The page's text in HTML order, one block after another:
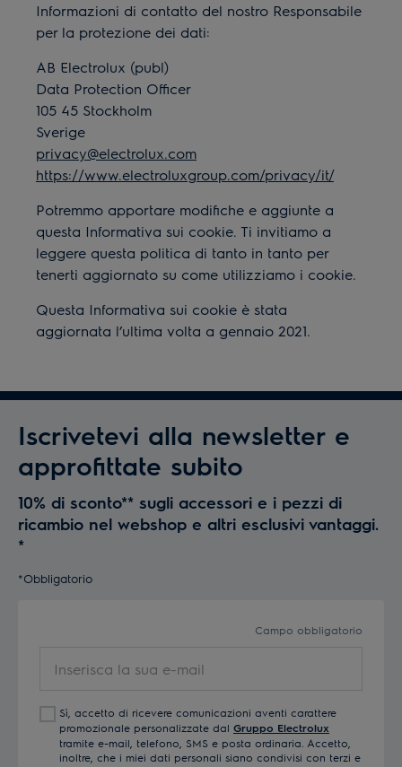
Informazioni di contatto del nostro Responsabile
per la protezione dei dati:
AB Electrolux (publ)
Data Protection Officer
105 45 Stockholm
Sverige
privacy@electrolux.com
https://www.electroluxgroup.com/privacy/it/
Potremmo apportare modifiche e aggiunte a
questa Informativa sui cookie. Ti invitiamo a
leggere questa politica di tanto in tanto per
tenerti aggiornato su come utilizziamo i cookie.
Questa Informativa sui cookie è stata
aggiornata l’ultima volta a gennaio 2021.
Iscrivetevi alla newsletter e
approfittate subito
10% di sconto** sugli accessori e i pezzi di
ricambio nel webshop e altri esclusivi vantaggi.
*
*Obbligatorio
Campo obbligatorio
e-
mail
Sì, accetto di ricevere comunicazioni aventi carattere
promozionale personalizzate dal Gruppo Electrolux
tramite e-mail, telefono, SMS e posta ordinaria. Accetto,
inoltre, che i miei dati personali siano condivisi con terzi e